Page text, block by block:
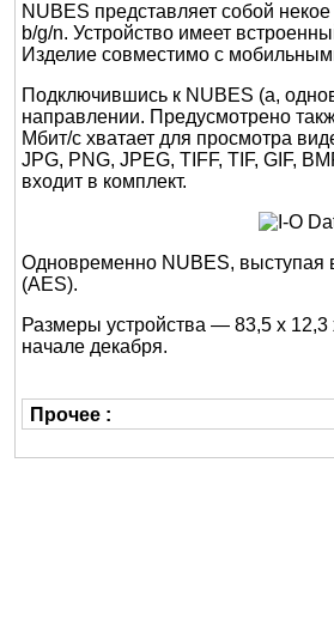
NUBES представляет собой
b/g/n. Устройство имеет
Изделие совместимо с
Подключившись к NUBES (а,
направлении. Предусмотрено
Мбит/с хватает для просмотра
JPG, PNG, JPEG, TIFF, TIF, GIF,
входит в комплект.
Одновременно NUBES, выступая
(AES).
Размеры устройства — 83,5 x
начале декабря.
Прочее :